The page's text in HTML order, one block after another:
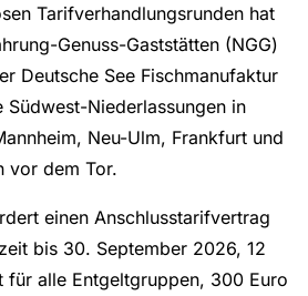
Tarifverhandlungsrunden hat
Genuss-Gaststätten (NGG)
Deutsche See Fischmanufaktur
Niederlassungen in
Neu-Ulm, Frankfurt und
vor dem Tor.
einen Anschlusstarifvertrag
bis 30. September 2026, 12
für alle Entgeltgruppen, 300 Euro